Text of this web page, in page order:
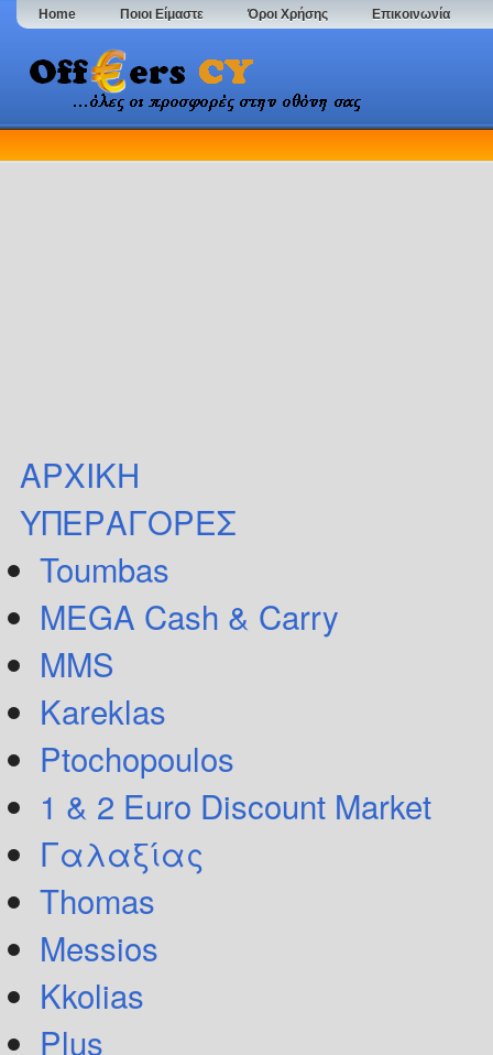
Home Ποιοι Είμαστε Όροι Χρήσης Επικοινωνία
ΑΡΧΙΚΗ
ΥΠΕΡΑΓΟΡΕΣ
Toumbas
MEGA Cash & Carry
MMS
Kareklas
Ptochopoulos
1 & 2 Euro Discount Market
Γαλαξίας
Thomas
Messios
Kkolias
Plus